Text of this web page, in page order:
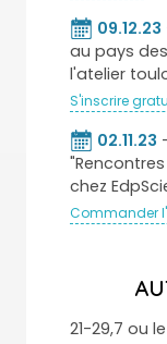
09.12.23
au pays
l'atelier
S'inscrire
02.11.23
chez
Commander
21-29,7 ou